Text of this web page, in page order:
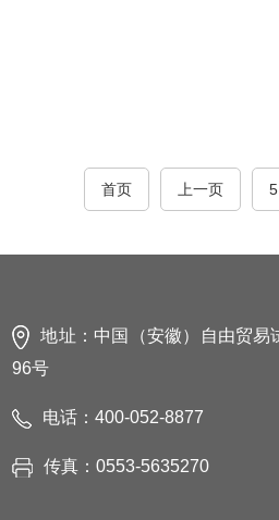
首页 上一页 5
地址：中国（安徽）自由贸易
96号
电话：400-052-8877
传真：0553-5635270